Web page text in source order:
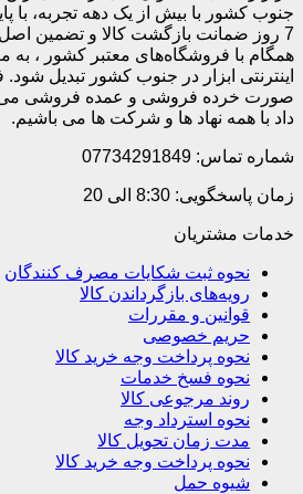
جنوب کشور با بیش از یک دهه تجربه، با
7 روز ضمانت بازگشت کالا و تضمین
همگام با فروشگاه‌های معتبر کشور ، به
اینترنتی ابزار در جنوب کشور تبدیل شود.
صورت خرده فروشی و عمده فروشی می
داد با همه نهاد ها و شرکت ها می باشیم.
شماره تماس: 07734291849
زمان پاسخگویی: 8:30 الی 20
خدمات مشتریان
نحوه ثبت شکایات مصرف کنندگان
رویه‌های بازگرداندن کالا
قوانین و مقررات
حریم خصوصی
نحوه پرداخت وجه خرید کالا
نحوه فسخ خدمات
روند مرجوعی کالا
نحوه استرداد وجه
مدت زمان تحویل کالا
نحوه پرداخت وجه خرید کالا
شیوه حمل